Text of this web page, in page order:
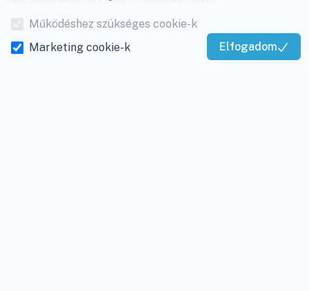
Működéshez szükséges cookie-k
Marketing cookie-k
Elfogadom